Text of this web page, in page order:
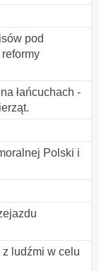
pod
łańcuchach -
Polski i
ludźmi w celu